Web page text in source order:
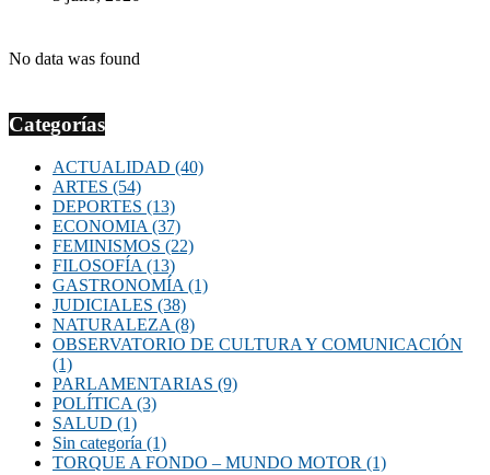
No data was found
Categorías
ACTUALIDAD (40)
ARTES (54)
DEPORTES (13)
ECONOMIA (37)
FEMINISMOS (22)
FILOSOFÍA (13)
GASTRONOMÍA (1)
JUDICIALES (38)
NATURALEZA (8)
OBSERVATORIO DE CULTURA Y COMUNICACIÓN
(1)
PARLAMENTARIAS (9)
POLÍTICA (3)
SALUD (1)
Sin categoría (1)
TORQUE A FONDO – MUNDO MOTOR (1)